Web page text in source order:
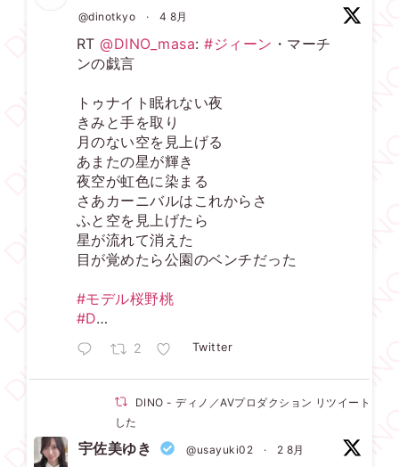
@dinotkyo · 4 8月
RT@DINO_masa:#ジィーン ・マーチ
ンの戯言
トゥナイト眠れない夜
きみと手を取り
月のない空を見上げる
あまたの星が輝き
夜空が虹色に染まる
さあカーニバルはこれからさ
ふと空を見上げたら
星が流れて消えた
目が覚めたら公園のベンチだった
#モデル桜野桃
#D…
2 Twitter
DINO - ディノ／AVプロダクション リツイートされ
した
宇佐美ゆき @usayuki02 · 2 8月